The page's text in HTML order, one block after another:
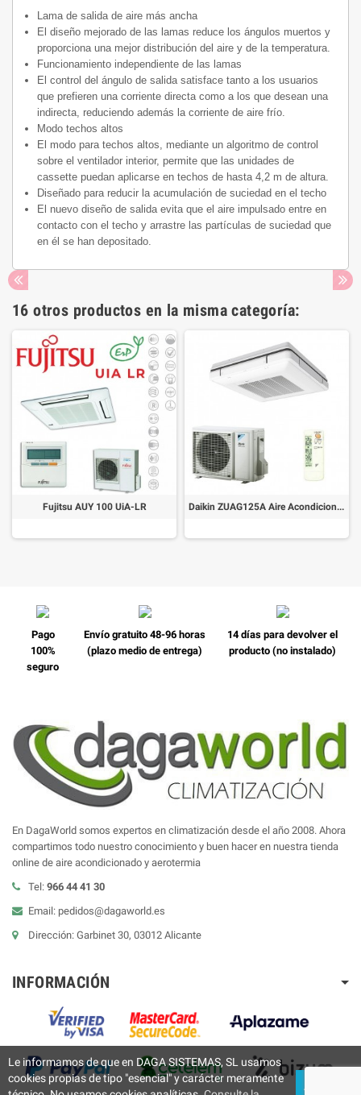
Lama de salida de aire más ancha
El diseño mejorado de las lamas reduce los ángulos muertos y
proporciona una mejor distribución del aire y de la temperatura.
Funcionamiento independiente de las lamas
El control del ángulo de salida satisface tanto a los usuarios
que prefieren una corriente directa como a los que desean una
indirecta, reduciendo además la corriente de aire frío.
Modo techos altos
El modo para techos altos, mediante un algoritmo de control
sobre el ventilador interior, permite que las unidades de
cassette puedan aplicarse en techos de hasta 4,2 m de altura.
Diseñado para reducir la acumulación de suciedad en el techo
El nuevo diseño de salida evita que el aire impulsado entre en
contacto con el techo y arrastre las partículas de suciedad que
en él se han depositado.
16 otros productos en la misma categoría:
Fujitsu AUY 100 UiA-LR Daikin ZUAG125A Aire Acondicionado Cassette
Pago
100%
seguro
Envío gratuito 48-96 horas
(plazo medio de entrega)
14 días para devolver el
producto (no instalado)
En DagaWorld somos expertos en climatización desde el año 2008. Ahora
compartimos todo nuestro conocimiento y buen hacer en nuestra tienda
online de aire acondicionado y aerotermia
Tel: 966 44 41 30
Email: pedidos@dagaworld.es
Dirección: Garbinet 30, 03012 Alicante
INFORMACIÓN
Le informamos de que en DAGA SISTEMAS, SL usamos
cookies propias de tipo "esencial" y carácter meramente
ACEPTAR